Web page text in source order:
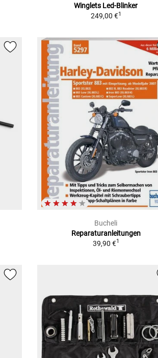
Winglets Led-Blinker
249,00 €1
Bucheli
Reparaturanleitungen
39,90 €1